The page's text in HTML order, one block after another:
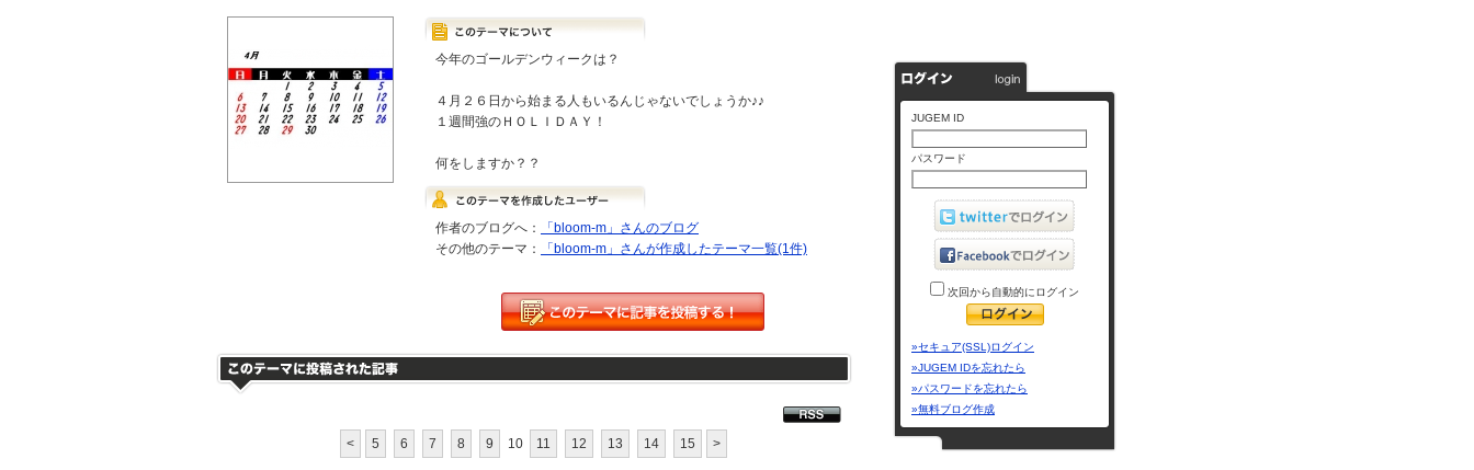
今年のゴールデンウィークは？
４月２６日から始まる人もいるんじゃないでしょうか♪♪
１週間強のＨＯＬＩＤＡＹ！
何をしますか？？
作者のブログへ：
「bloom-m」さんのブログ
その他のテーマ：
「bloom-m」さんが作成したテーマ一覧(1件)
< 5 6 7 8 9 10 11 12 13 14 15 >
JUGEM ID
パスワード
次回から自動的にログイン
»セキュア(SSL)ログイン
»JUGEM IDを忘れたら
»パスワードを忘れたら
»無料ブログ作成